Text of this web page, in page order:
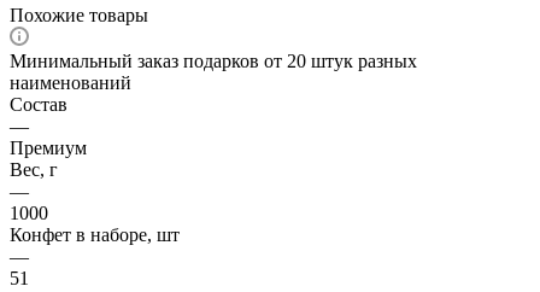
Похожие товары
Минимальный заказ подарков от 20 штук разных
наименований
Состав
—
Премиум
Вес, г
—
1000
Конфет в наборе, шт
—
51